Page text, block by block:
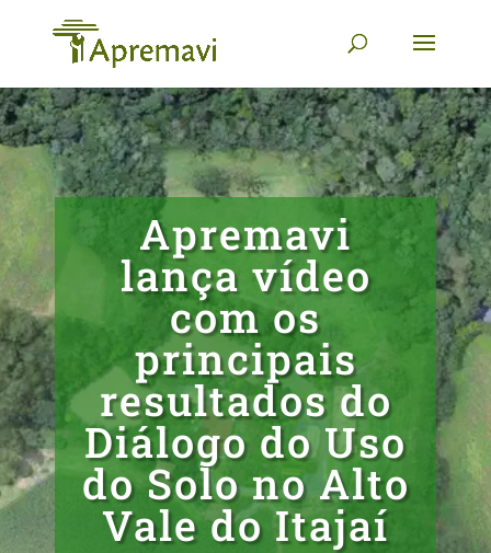
Apremavi
lança vídeo
com os
principais
resultados do
Diálogo do Uso
do Solo no Alto
Vale do Itajaí